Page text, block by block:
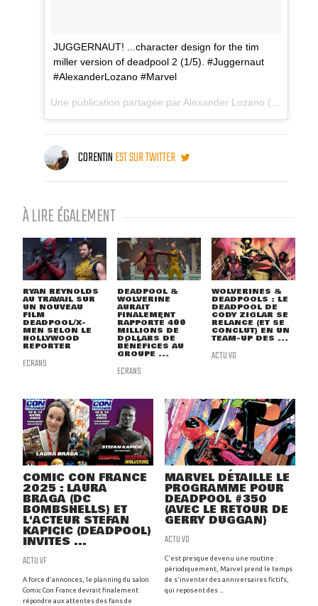
JUGGERNAUT! ...character design for the tim
miller version of deadpool 2 (1/5). #Juggernaut
#AlexanderLozano #Marvel
Une publication partagée par Alexander Lozano (@alexanderlozanoart) le
CORENTINEST SUR TWITTER
À LIRE ÉGALEMENT
RYAN REYNOLDS
AU TRAVAIL SUR
UN NOUVEAU
FILM
DEADPOOL/X-
MEN SELON LE
HOLLYWOOD
REPORTER
ECRANS
DEADPOOL &
WOLVERINE
AURAIT
FINALEMENT
RAPPORTÉ 400
MILLIONS DE
DOLLARS DE
BÉNÉFICES AU
GROUPE ...
ECRANS
WOLVERINES &
DEADPOOLS : LE
DEADPOOL DE
CODY ZIGLAR SE
RELANCE (ET SE
CONCLUT) EN UN
TEAM-UP DES ...
ACTU VO
COMIC CON FRANCE
2025 : LAURA
BRAGA (DC
BOMBSHELLS) ET
L'ACTEUR STEFAN
KAPICIC (DEADPOOL)
INVITÉS ...
ACTU VF
A force d'annonces, le planning du salon
Comic Con France devrait finalement
répondre aux attentes des fans de
MARVEL DÉTAILLE LE
PROGRAMME POUR
DEADPOOL #350
(AVEC LE RETOUR DE
GERRY DUGGAN)
ACTU VO
C'est presque devenu une routine :
périodiquement, Marvel prend le temps
de s'inventer des anniversaires fictifs,
qui reposent des ...